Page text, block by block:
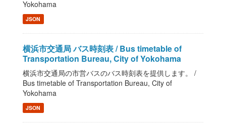
Yokohama
JSON
横浜市交通局 バス時刻表 / Bus timetable of
Transportation Bureau, City of Yokohama
横浜市交通局の市営バスのバス時刻表を提供します。 /
Bus timetable of Transportation Bureau, City of
Yokohama
JSON